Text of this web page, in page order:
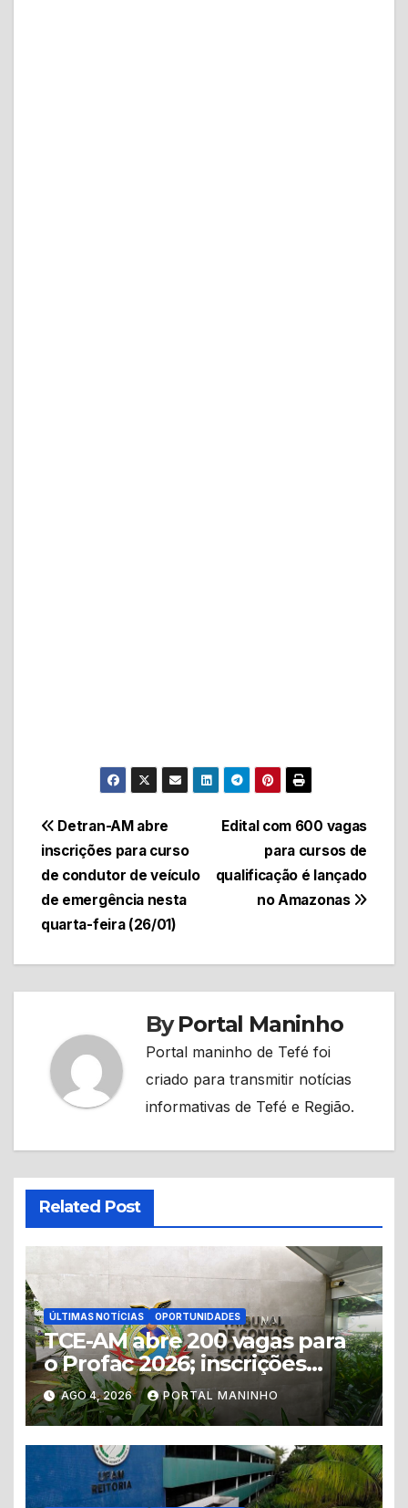
Navegação
de
Post
Edital com 600 vagas
para cursos de
qualificação é lançado
no Amazonas
Detran-AM abre
inscrições para curso
de condutor de veículo
de emergência nesta
quarta-feira (26/01)
ByPortal Maninho
Portal maninho de Tefé foi
criado para transmitir notícias
informativas de Tefé e Região.
Related Post
ÚLTIMAS NOTÍCIAS OPORTUNIDADES
TCE-AM abre 200 vagas para
o Profac 2026; inscrições
seguem até 16 de agosto
AGO 4, 2026 PORTAL MANINHO